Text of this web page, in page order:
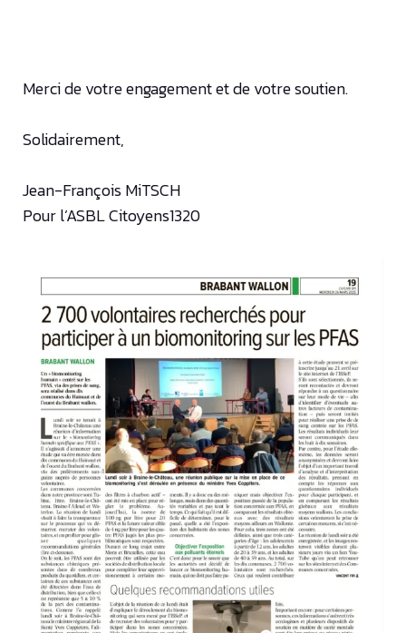
Merci de votre engagement et de votre soutien.
Solidairement,
Jean-François MiTSCH
Pour l’ASBL Citoyens1320